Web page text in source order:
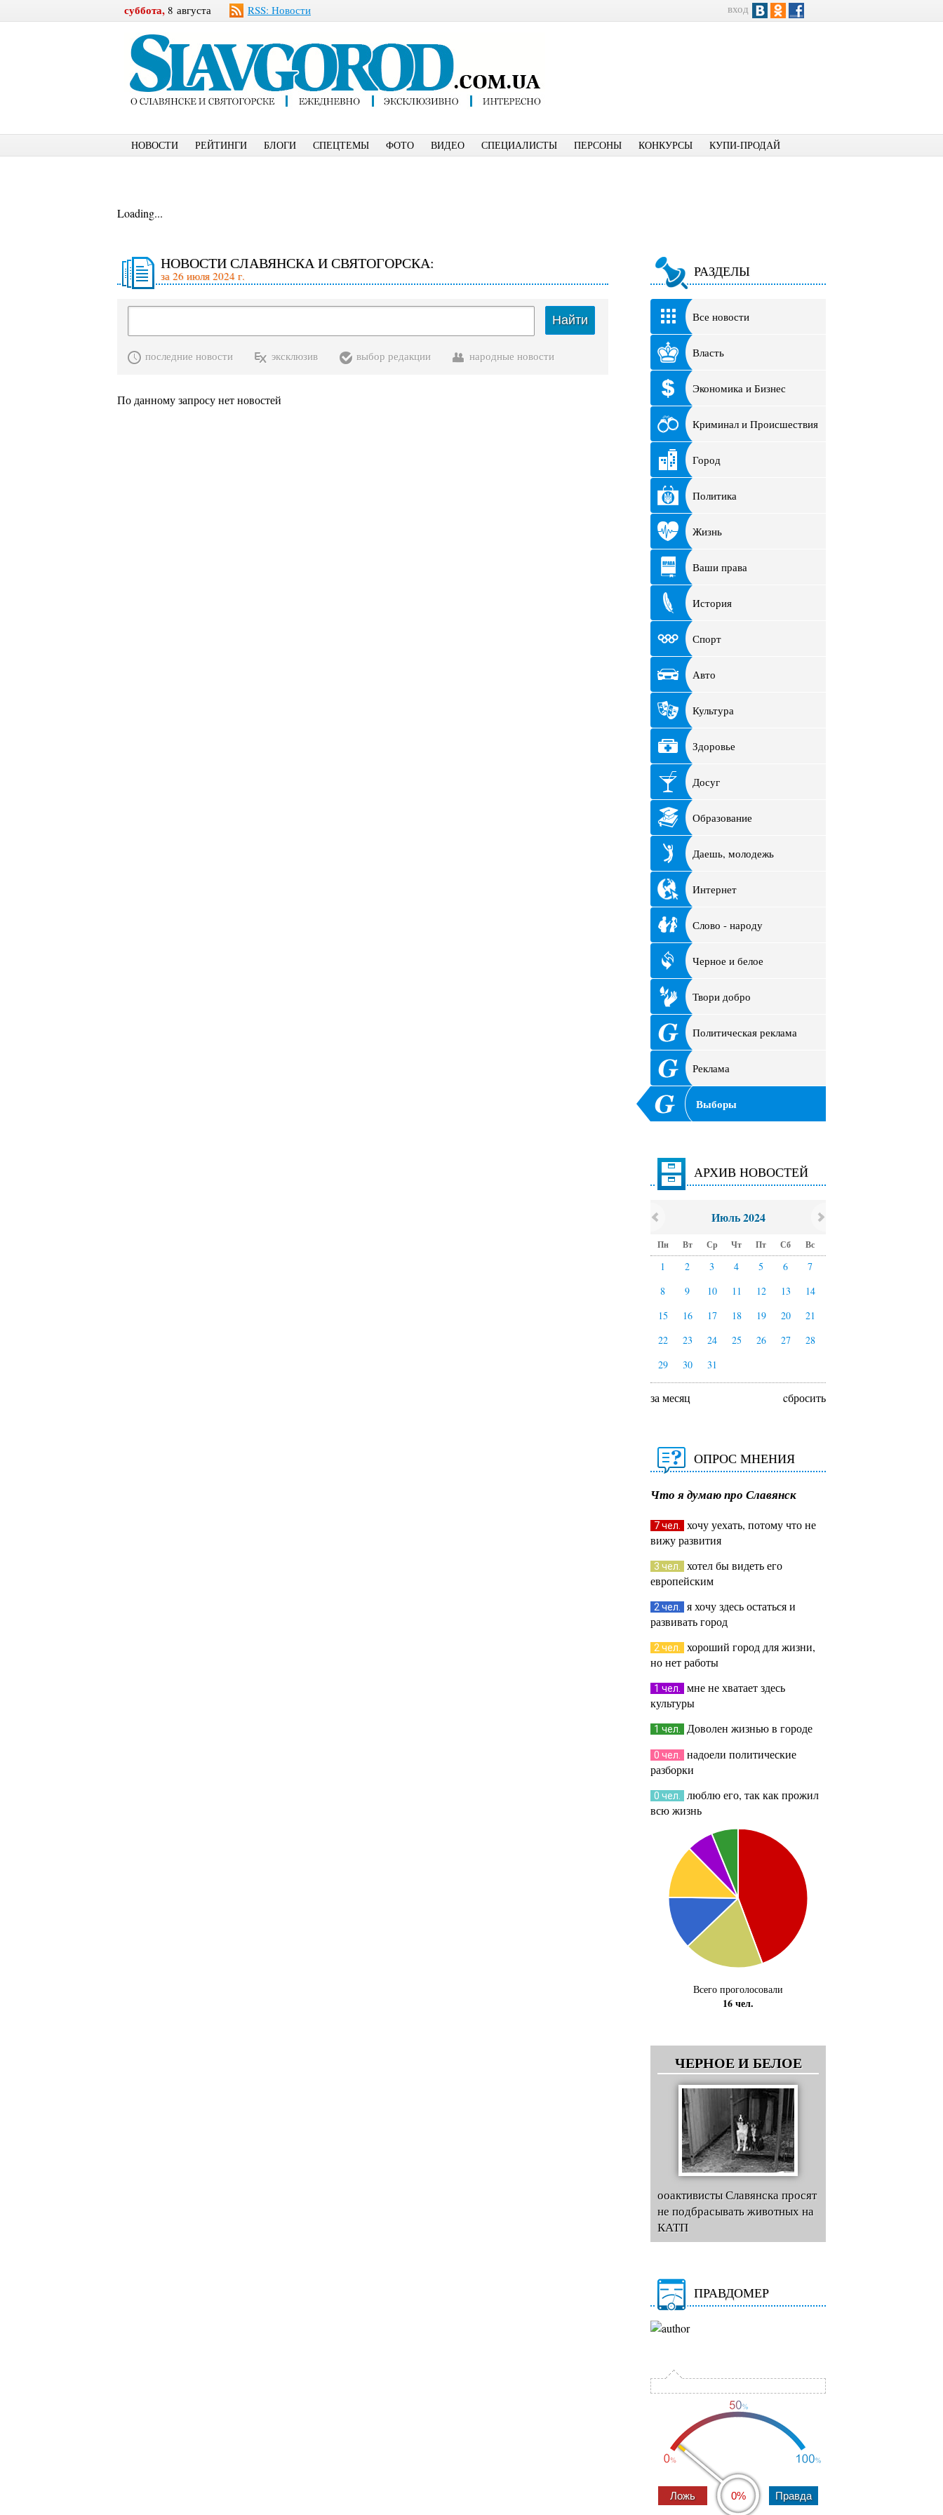
суббота, 8 августа RSS: Новости вход
НОВОСТИ РЕЙТИНГИ БЛОГИ СПЕЦТЕМЫ ФОТО ВИДЕО СПЕЦИАЛИСТЫ ПЕРСОНЫ КОНКУРСЫ КУПИ-ПРОДАЙ
Loading...
НОВОСТИ СЛАВЯНСКА И СВЯТОГОРСКА:
за 26 июля 2024 г.
Найти
последние новости эксклюзив выбор редакции народные новости
По данному запросу нет новостей
РАЗДЕЛЫ
Все новости
Власть
Экономика и Бизнес
Криминал и Происшествия
Город
Политика
Жизнь
Ваши права
История
Спорт
Авто
Культура
Здоровье
Досуг
Образование
Даешь, молодежь
Интернет
Слово - народу
Черное и белое
Твори добро
Политическая реклама
Реклама
Выборы
АРХИВ НОВОСТЕЙ
Июль 2024
Пн Вт Ср Чт Пт Сб Вс
1 2 3 4 5 6
7
8
9 10 11 12 13
14
15
16 17 18 19 20
21
22
23 24 25 26 27
28
29
30 31
за месяц cбросить
ОПРОС МНЕНИЯ
Что я думаю про Славянск
7 чел.
хочу уехать, потому что не
вижу развития
3 чел.
хотел бы видеть его
европейским
2 чел.
я хочу здесь остаться и
развивать город
2 чел.
хороший город для жизни,
но нет работы
1 чел.
мне не хватает здесь
культуры
1 чел. Доволен жизнью в городе
0 чел.
надоели политические
разборки
0 чел.
люблю его, так как прожил
всю жизнь
Всего проголосовали
16 чел.
ЧЕРНОЕ И БЕЛОЕ
ооактивисты Славянска просят
не подбрасывать животных на
КАТП
ПРАВДОМЕР
0%